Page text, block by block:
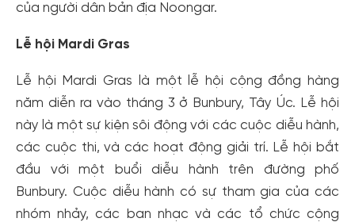
của người dân bản địa Noongar.
Lễ hội Mardi Gras
Lễ hội Mardi Gras là một lễ hội cộng đồng hàng
năm diễn ra vào tháng 3 ở Bunbury, Tây Úc. Lễ hội
này là một sự kiện sôi động với các cuộc diễu hành,
các cuộc thi, và các hoạt động giải trí. Lễ hội bắt
đầu với một buổi diễu hành trên đường phố
Bunbury. Cuộc diễu hành có sự tham gia của các
nhóm nhảy, các ban nhạc và các tổ chức cộng